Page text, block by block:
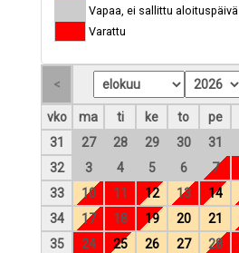
Vapaa, ei sallittu aloituspäivä
Varattu
vko ma ti ke to pe
31
27 28 29 30 31
32
3 4 5 6 7
33
10 11 12 13 14
34
17 18 19 20 21
35
24 25 26 27 28